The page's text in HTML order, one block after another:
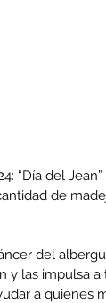
“Día del
de
del
y las impulsa a
a quienes